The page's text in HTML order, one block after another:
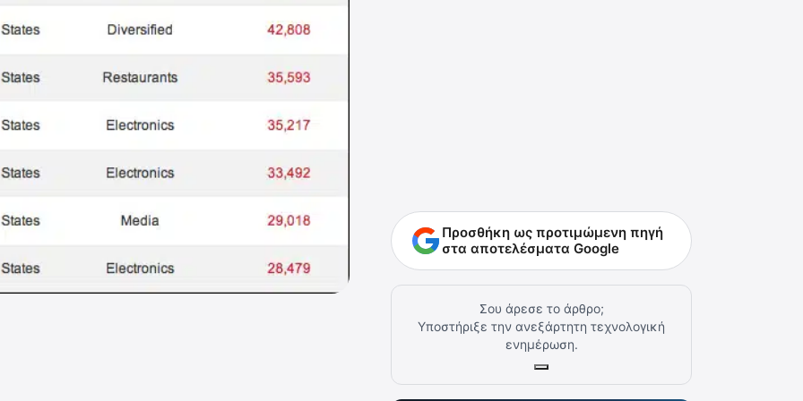
Προσθήκη ως προτιμώμενη πηγή
στα αποτελέσματα Google
Σου άρεσε το άρθρο;
Υποστήριξε την ανεξάρτητη τεχνολογική
ενημέρωση.